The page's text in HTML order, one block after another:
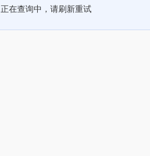
正在查询中，请刷新重试